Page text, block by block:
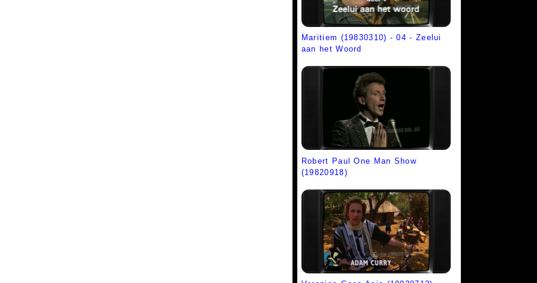
Maritiem (19830310) - 04 - Zeelui
aan het Woord
Robert Paul One Man Show
(19820918)